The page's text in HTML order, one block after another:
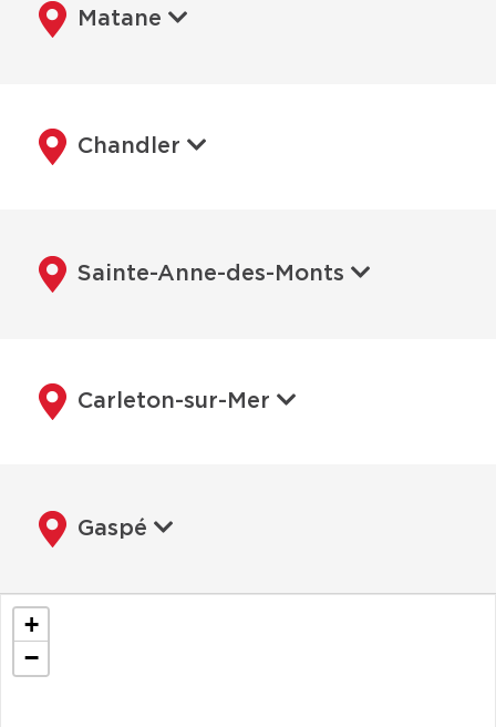
Matane
Chandler
Sainte-Anne-des-Monts
Carleton-sur-Mer
Gaspé
+
−